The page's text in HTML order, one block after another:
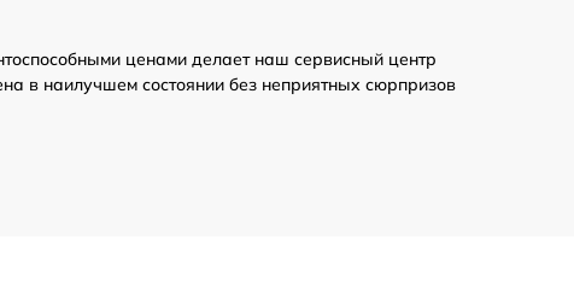
ценами делает наш сервисный центр
в наилучшем состоянии без неприятных сюрпризов